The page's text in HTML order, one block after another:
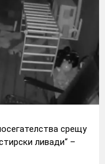
срещу
ливади“ –